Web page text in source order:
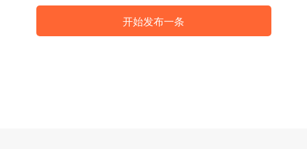
开始发布一条